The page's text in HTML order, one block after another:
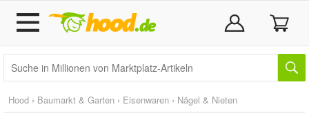
Hood › Baumarkt & Garten › Eisenwaren › Nägel & Nieten